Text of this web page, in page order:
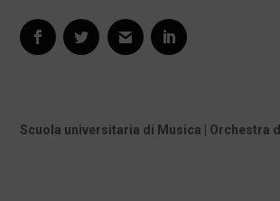
Scuola universitaria di Musica | Orchestra